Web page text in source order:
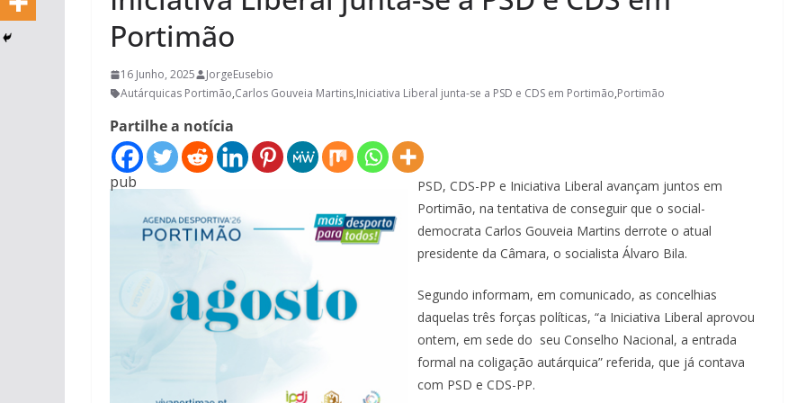
Portimão
16 Junho, 2025
JorgeEusebio
Autárquicas Portimão,Carlos Gouveia Martins,Iniciativa Liberal junta-se a PSD e CDS em Portimão,Portimão
Partilhe a notícia
pub
PSD, CDS-PP e Iniciativa Liberal avançam juntos em
Portimão, na tentativa de conseguir que o social-
democrata Carlos Gouveia Martins derrote o atual
presidente da Câmara, o socialista Álvaro Bila.
Segundo informam, em comunicado, as concelhias
daquelas três forças políticas, “a Iniciativa Liberal aprovou
ontem, em sede do seu Conselho Nacional, a entrada
formal na coligação autárquica” referida, que já contava
com PSD e CDS-PP.